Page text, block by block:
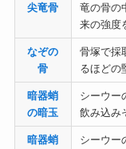
尖竜骨
竜の骨の
来の強度
なぞの
骨
骨塚で採
るほどの
暗器蛸
の暗玉
シーウー
飲み込み
暗器蛸
シーウー